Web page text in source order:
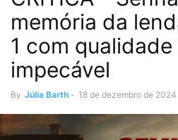
memória da
1 com
impecável
By Júlia Barth - 18 de dezembro de 2024